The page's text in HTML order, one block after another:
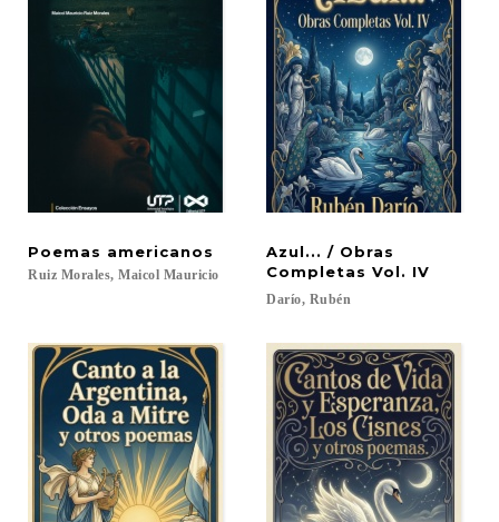
Poemas americanos
Ruiz Morales, Maicol Mauricio
Azul... / Obras
Completas Vol. IV
Darío, Rubén